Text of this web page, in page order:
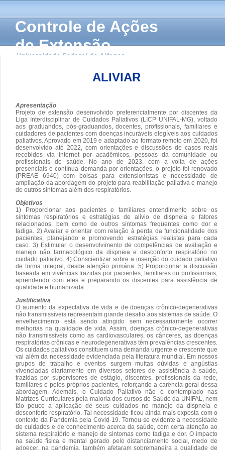
Controle de Ações
de Extensão
Universidade Federal de Alfenas
ALIVIAR
Apresentação
Projeto de extensão desenvolvido preferencialmente por discentes da
Liga Interdisciplinar de Cuidados Paliativos (LICP UNIFAL-MG), voltado
aos graduandos, pós-graduandos, docentes, profissionais, familiares e
cuidadores de pacientes com doenças incuráveis elegíveis aos cuidados
paliativos. Aprovado em 2019 e adaptado ao formato remoto em 2020, foi
desenvolvido até 2022, com orientações e discussões de casos reais
recebidos via internet por acadêmicos, pessoas da comunidade ou
profissionais de saúde. No ano de 2023, com a volta de ações
presenciais e contínua demanda por orientações, o projeto foi renovado
(PREAE 6940) com bolsas para extensionistas e necessidade de
ampliação da abordagem do projeto para reabilitação paliativa e manejo
de outros sintomas além dos respiratórios.
Objetivos
1) Proporcionar aos pacientes e familiares entendimento sobre os
sintomas respiratórios e estratégias de alívio de dispneia e fatores
relacionados, bem como de outros sintomas frequentes como dor e
fadiga. 2) Avaliar e orientar com relação à perda da funcionalidade dos
pacientes, planejando e promovendo estratégias realistas para cada
caso. 3) Estimular o desenvolvimento de competências de avaliação e
manejo não farmacológico da dispneia e desconforto respiratório no
cuidado paliativo. 4) Conscientizar sobre a inserção do cuidado paliativo
de forma integral, desde atenção primária. 5) Proporcionar a discussão
baseada em vivências trazidas por pacientes, familiares ou profissionais,
aprendendo com eles e preparando os discentes para assistência de
qualidade e humanizada.
Justificativa
O aumento da expectativa de vida e de doenças crônico-degenerativas
não transmissíveis representam grande desafio aos sistemas de saúde. O
envelhecimento está sendo atingido sem necessariamente ocorrer
melhorias na qualidade de vida. Assim, doenças crônico-degenerativas
não transmissíveis como as cardiovasculares, os cânceres, as doenças
respiratórias crônicas e neurodegenerativas têm prevalências crescentes.
Os cuidados paliativos constituem uma demanda urgente e crescente que
vai além da necessidade evidenciada pela literatura mundial. Em nossos
grupos de trabalho e eventos surgem muitas dúvidas e angústias
vivenciadas diariamente em diversos setores de assistência à saúde,
trazidas por supervisores de estágio, discentes, profissionais da rede,
familiares e pelos próprios pacientes, reforçando a carência geral dessa
abordagem. Ademais, o Cuidado Paliativo não é contemplado nas
Matrizes Curriculares pela maioria dos cursos de Saúde da UNIFAL, nem
tão pouco a aplicação de seus cuidados no manejo da dispneia e
desconforto respiratório. Tal necessidade ficou ainda mais exposta com o
contexto da Pandemia pela Covid-19. Tornou-se evidente a necessidade
de cuidados e de conhecimento acerca da saúde, com certa atenção ao
sistema respiratório e manejo de sintomas como fadiga e dor. O impacto
na saúde física e mental gerado pelo distanciamento social, medo de
adoecer, na pandemia, também afetaram sobremaneira a qualidade de